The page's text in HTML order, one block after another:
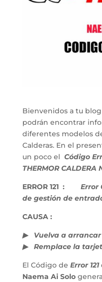
Bienvenidos a tu
podrán encontrar
diferentes modelos
Calderas. En el
un poco el Código
THERMOR CALDERA
ERROR 121 :
Error
de gestión de
CAUSA :
▶ Vuelva a
▶ Remplace la
El Código de Error 121
Naema Ai Solo